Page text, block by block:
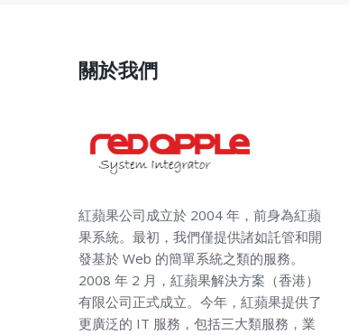
關於我們
紅蘋果公司成立於 2004 年，前身為紅蘋
果系統。最初，我們僅提供諸如託管和開
發基於 Web 的簡單系統之類的服務。
2008 年 2 月，紅蘋果解決方案（香港）
有限公司正式成立。今年，紅蘋果提供了
更廣泛的 IT 服務，包括三大類服務，業